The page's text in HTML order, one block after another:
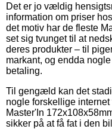
Det er jo vældig
information om priser
det motiv har de fleste
set sig tvunget til at
deres produkter – til
markant, og endda
betaling.
Til gengæld kan det
nogle forskellige
Master'In
sikker på at få fat i den